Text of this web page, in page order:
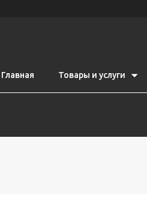
Главная Товары и услуги